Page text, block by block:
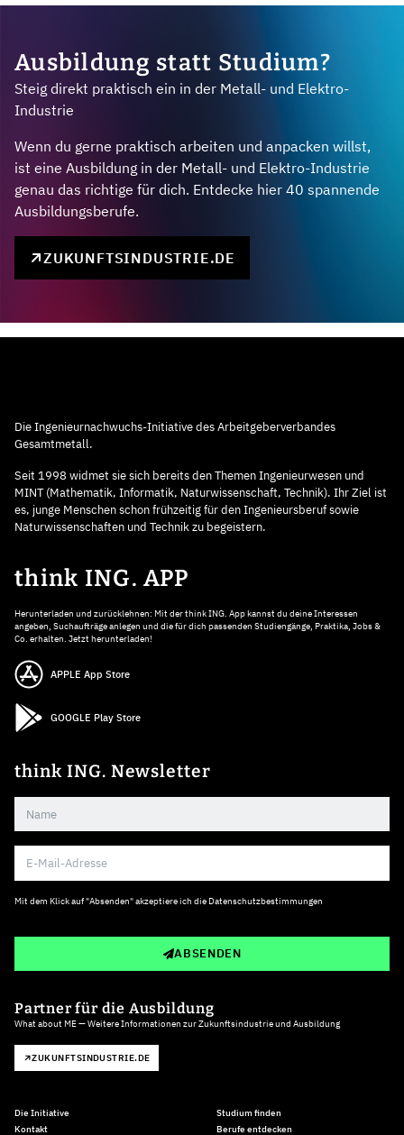
Ausbildung statt Studium?
Steig direkt praktisch ein in der Metall- und Elektro-
Industrie
Wenn du gerne praktisch arbeiten und anpacken willst,
ist eine Ausbildung in der Metall- und Elektro-Industrie
genau das richtige für dich. Entdecke hier 40 spannende
Ausbildungsberufe.
ZUKUNFTSINDUSTRIE.DE
Die Ingenieurnachwuchs-Initiative des Arbeitgeberverbandes
Gesamtmetall.
Seit 1998 widmet sie sich bereits den Themen Ingenieurwesen und
MINT (Mathematik, Informatik, Naturwissenschaft, Technik). Ihr Ziel ist
es, junge Menschen schon frühzeitig für den Ingenieursberuf sowie
Naturwissenschaften und Technik zu begeistern.
think ING. APP
Herunterladen und zurücklehnen: Mit der think ING. App kannst du deine Interessen
angeben, Suchaufträge anlegen und die für dich passenden Studiengänge, Praktika, Jobs &
Co. erhalten. Jetzt herunterladen!
APPLE App Store
GOOGLE Play Store
think ING. Newsletter
Mit dem Klick auf "Absenden" akzeptiere ich die Datenschutzbestimmungen
ABSENDEN
Partner für die Ausbildung
What about ME — Weitere Informationen zur Zukunftsindustrie und Ausbildung
ZUKUNFTSINDUSTRIE.DE
Die Initiative
Kontakt
Studium finden
Berufe entdecken